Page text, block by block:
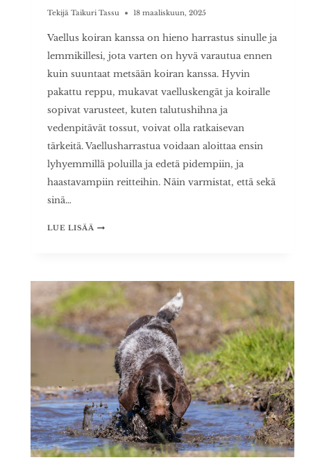
Tekijä Taikuri Tassu 18 maaliskuun, 2025
Vaellus koiran kanssa on hieno harrastus sinulle ja
lemmikillesi, jota varten on hyvä varautua ennen
kuin suuntaat metsään koiran kanssa. Hyvin
pakattu reppu, mukavat vaelluskengät ja koiralle
sopivat varusteet, kuten talutushihna ja
vedenpitävät tossut, voivat olla ratkaisevan
tärkeitä. Vaellusharrastua voidaan aloittaa ensin
lyhyemmillä poluilla ja edetä pidempiin, ja
haastavampiin reitteihin. Näin varmistat, että sekä
sinä…
LUE LISÄÄ VAELLUS
PARHAAT
VINKIT
ONNISTUNEELLE
RETKELLE